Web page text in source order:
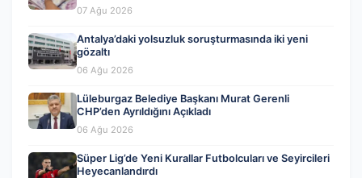
07 Ağu 2026
Antalya’daki yolsuzluk soruşturmasında iki yeni
gözaltı
06 Ağu 2026
Lüleburgaz Belediye Başkanı Murat Gerenli
CHP’den Ayrıldığını Açıkladı
06 Ağu 2026
Süper Lig’de Yeni Kurallar Futbolcuları ve Seyircileri
Heyecanlandırdı